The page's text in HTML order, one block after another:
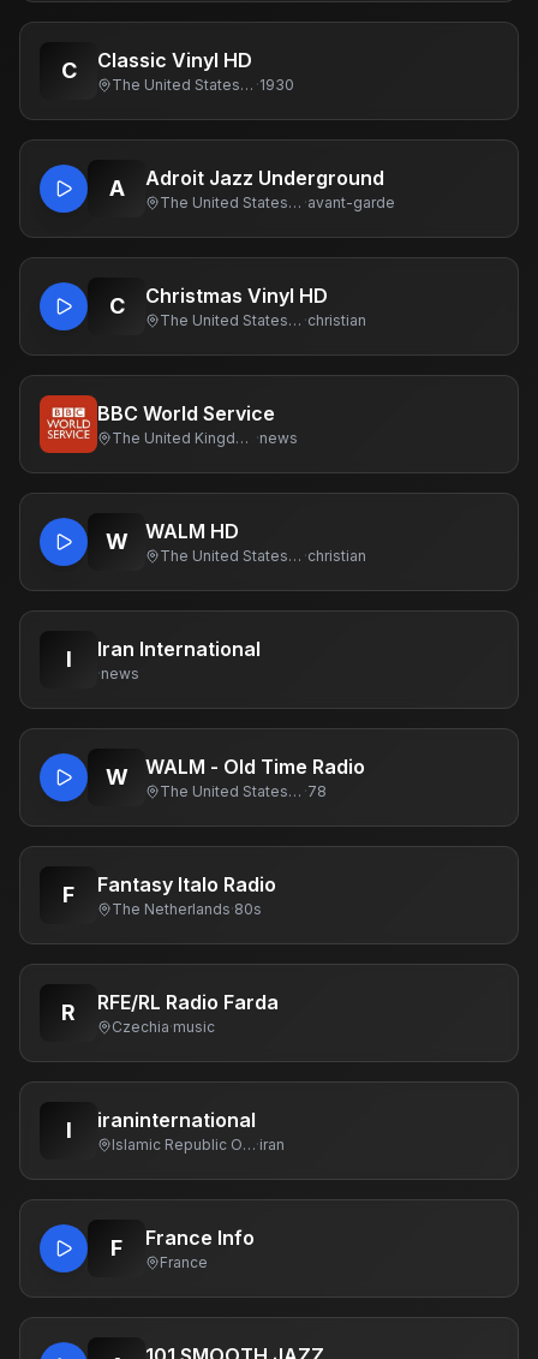
C Classic Vinyl HD
The United States Of America ·1930
A Adroit Jazz Underground
The United States Of America ·avant-garde
C Christmas Vinyl HD
The United States Of America ·christian
BBC World Service
The United Kingdom Of Great Britain And Northern Ireland ·news
W WALM HD
The United States Of America ·christian
I Iran International
·news
W WALM - Old Time Radio
The United States Of America ·78
F Fantasy Italo Radio
The Netherlands·80s
R RFE/RL Radio Farda
Czechia·music
I iraninternational
Islamic Republic Of Iran·iran
F France Info
France